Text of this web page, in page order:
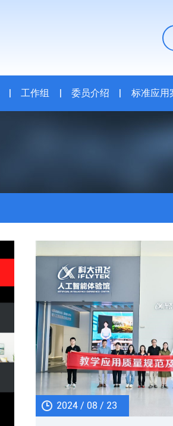
| 工作组 | 委员介绍 | 标准应用
2024 / 08 / 23